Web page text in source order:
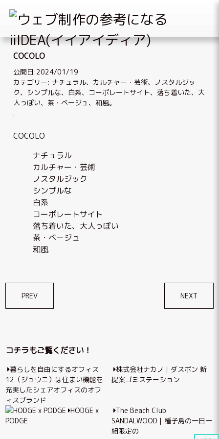
Skip
content
COCOLO
公開日:2024/01/19
カテゴリー: ナチュラル、 カルチャー・芸術、 ノスタルジッ
ク、 シンプルな、 白系、 コーポレートサイト、 落ち着いた、大
人っぽい、 茶・ベージュ、和風。
COCOLO
ナチュラル
カルチャー・芸術
ノスタルジック
シンプルな
白系
コーポレートサイト
落ち着いた、大人っぽい
茶・ベージュ
和風
稿
ゲ
ー
シ
ョ
ン
PREV NEXT
コチラもご覧ください！
暮らしを自由にするオフィス
12（ジュウニ）は住まい機能を
充実したシェアオフィスのオフ
ィスブランド
株式会社ナカノ｜ダスポン 新
提案ゴミステーション
HODGE x
PODGE
The Beach Club
SANDALWOOD｜種子島の一日一
組限定の